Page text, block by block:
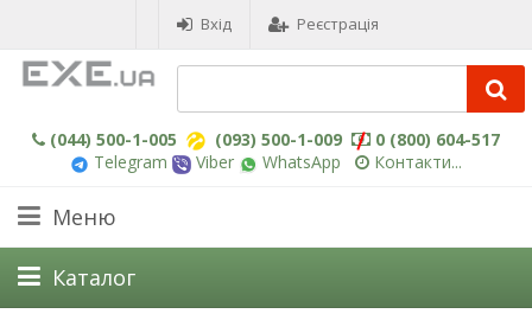
Вхід Реєстрація
(044) 500-1-005 (093) 500-1-009
0 (800) 604-517
Telegram
Viber WhatsApp Контакти...
Меню
Каталог